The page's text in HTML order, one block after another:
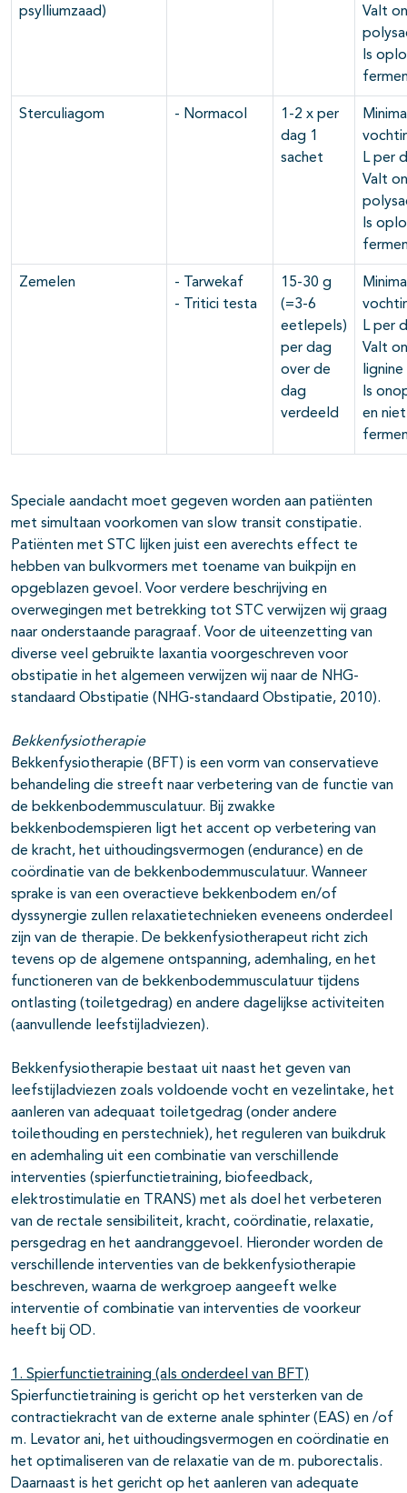
psylliumzaad)
Valt
Is
Sterculiagom - Normacol
1-2 x per
dag 1
sachet
L per
Valt
Is
Zemelen
- Tarwekaf
- Tritici testa
15-30 g
(=3-6
eetlepels)
per dag
over de
dag
verdeeld
L per
Valt
lignine
Is
en
Speciale aandacht moet gegeven worden aan patiënten
met simultaan voorkomen van slow transit constipatie.
Patiënten met STC lijken juist een averechts effect te
hebben van bulkvormers met toename van buikpijn en
opgeblazen gevoel. Voor verdere beschrijving en
overwegingen met betrekking tot STC verwijzen wij graag
naar onderstaande paragraaf. Voor de uiteenzetting van
diverse veel gebruikte laxantia voorgeschreven voor
obstipatie in het algemeen verwijzen wij naar de NHG-
standaard Obstipatie (NHG-standaard Obstipatie, 2010).
Bekkenfysiotherapie
Bekkenfysiotherapie (BFT) is een vorm van conservatieve
behandeling die streeft naar verbetering van de functie van
de bekkenbodemmusculatuur. Bij zwakke
bekkenbodemspieren ligt het accent op verbetering van
de kracht, het uithoudingsvermogen (endurance) en de
coördinatie van de bekkenbodemmusculatuur. Wanneer
sprake is van een overactieve bekkenbodem en/of
dyssynergie zullen relaxatietechnieken eveneens onderdeel
zijn van de therapie. De bekkenfysiotherapeut richt zich
tevens op de algemene ontspanning, ademhaling, en het
functioneren van de bekkenbodemmusculatuur tijdens
ontlasting (toiletgedrag) en andere dagelijkse activiteiten
(aanvullende leefstijladviezen).
Bekkenfysiotherapie bestaat uit naast het geven van
leefstijladviezen zoals voldoende vocht en vezelintake, het
aanleren van adequaat toiletgedrag (onder andere
toilethouding en perstechniek), het reguleren van buikdruk
en ademhaling uit een combinatie van verschillende
interventies (spierfunctietraining, biofeedback,
elektrostimulatie en TRANS) met als doel het verbeteren
van de rectale sensibiliteit, kracht, coördinatie, relaxatie,
persgedrag en het aandranggevoel. Hieronder worden de
verschillende interventies van de bekkenfysiotherapie
beschreven, waarna de werkgroep aangeeft welke
interventie of combinatie van interventies de voorkeur
heeft bij OD.
1. Spierfunctietraining (als onderdeel van BFT)
Spierfunctietraining is gericht op het versterken van de
contractiekracht van de externe anale sphinter (EAS) en /of
m. Levator ani, het uithoudingsvermogen en coördinatie en
het optimaliseren van de relaxatie van de m. puborectalis.
Daarnaast is het gericht op het aanleren van adequate